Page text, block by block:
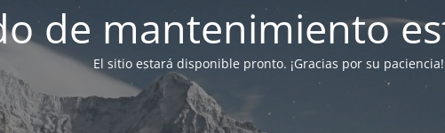
de mantenimiento
El sitio estará disponible pronto. ¡Gracias por su paciencia!